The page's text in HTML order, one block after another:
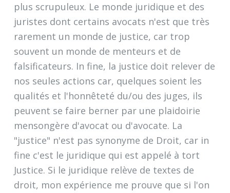
plus scrupuleux. Le monde juridique et des
juristes dont certains avocats n'est que très
rarement un monde de justice, car trop
souvent un monde de menteurs et de
falsificateurs. In fine, la justice doit relever de
nos seules actions car, quelques soient les
qualités et l'honnêteté du/ou des juges, ils
peuvent se faire berner par une plaidoirie
mensongère d'avocat ou d'avocate. La
"justice" n'est pas synonyme de Droit, car in
fine c'est le juridique qui est appelé à tort
Justice. Si le juridique relève de textes de
droit, mon expérience me prouve que si l'on